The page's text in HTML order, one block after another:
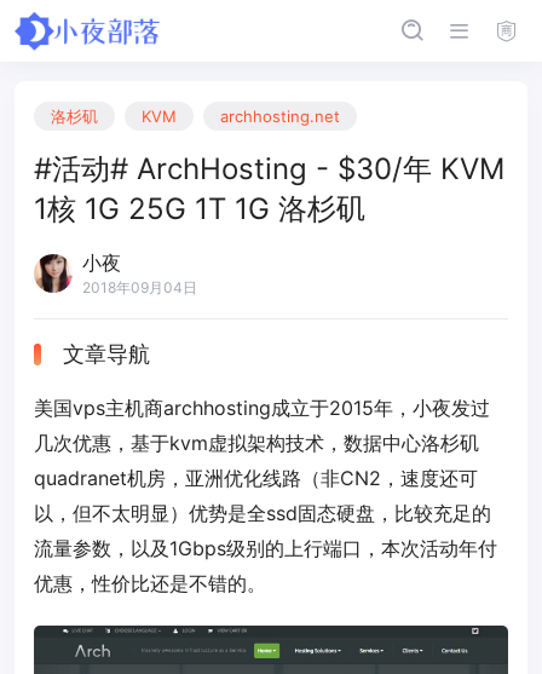
洛杉矶 KVM archhosting.net
#活动# ArchHosting - $30/年 KVM
1核 1G 25G 1T 1G 洛杉矶
小夜
2018年09月04日
文章导航
美国vps主机商archhosting成立于2015年，小夜发过
几次优惠，基于kvm虚拟架构技术，数据中心洛杉矶
quadranet机房，亚洲优化线路（非CN2，速度还可
以，但不太明显）优势是全ssd固态硬盘，比较充足的
流量参数，以及1Gbps级别的上行端口，本次活动年付
优惠，性价比还是不错的。